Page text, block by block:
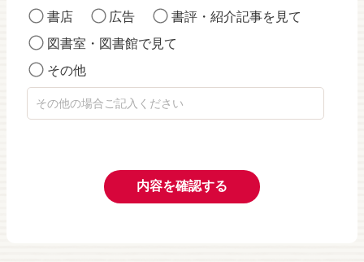
書店
広告
書評・紹介記事を見て
図書室・図書館で見て
その他
内容を確認する